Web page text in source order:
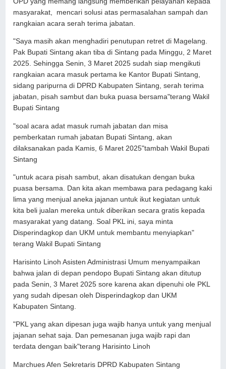
masyarakat, mencari solusi atas permasalahan sampah dan
rangkaian acara serah terima jabatan.
"Saya masih akan menghadiri penutupan retret di Magelang.
Pak Bupati Sintang akan tiba di Sintang pada Minggu, 2 Maret
2025. Sehingga Senin, 3 Maret 2025 sudah siap mengikuti
rangkaian acara masuk pertama ke Kantor Bupati Sintang,
sidang paripurna di DPRD Kabupaten Sintang, serah terima
jabatan, pisah sambut dan buka puasa bersama"terang Wakil
Bupati Sintang
"soal acara adat masuk rumah jabatan dan misa
pemberkatan rumah jabatan Bupati Sintang, akan
dilaksanakan pada Kamis, 6 Maret 2025"tambah Wakil Bupati
Sintang
"untuk acara pisah sambut, akan disatukan dengan buka
puasa bersama. Dan kita akan membawa para pedagang kaki
lima yang menjual aneka jajanan untuk ikut kegiatan untuk
kita beli jualan mereka untuk diberikan secara gratis kepada
masyarakat yang datang. Soal PKL ini, saya minta
Disperindagkop dan UKM untuk membantu menyiapkan"
terang Wakil Bupati Sintang
Harisinto Linoh Asisten Administrasi Umum menyampaikan
bahwa jalan di depan pendopo Bupati Sintang akan ditutup
pada Senin, 3 Maret 2025 sore karena akan dipenuhi ole PKL
yang sudah dipesan oleh Disperindagkop dan UKM
Kabupaten Sintang.
"PKL yang akan dipesan juga wajib hanya untuk yang menjual
jajanan sehat saja. Dan pemesanan juga wajib rapi dan
terdata dengan baik"terang Harisinto Linoh
Marchues Afen Sekretaris DPRD Kabupaten Sintang